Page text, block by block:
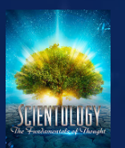
EXPLORA LAS
SERIES